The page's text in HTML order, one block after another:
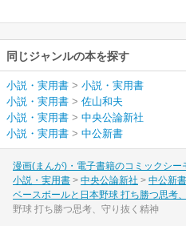
同じジャンルの本を探す
小説・実用書 > 小説・実用書
小説・実用書 > 佐山和夫
小説・実用書 > 中央公論新社
小説・実用書 > 中公新書
漫画(まんが)・電子書籍のコミックシー
小説・実用書
中央公論新社
中公新書
ベースボールと日本野球 打ち勝つ思考
野球 打ち勝つ思考、守り抜く精神